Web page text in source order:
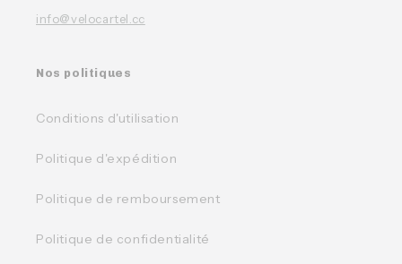
info@velocartel.cc
Nos politiques
Conditions d'utilisation
Politique d'expédition
Politique de remboursement
Politique de confidentialité